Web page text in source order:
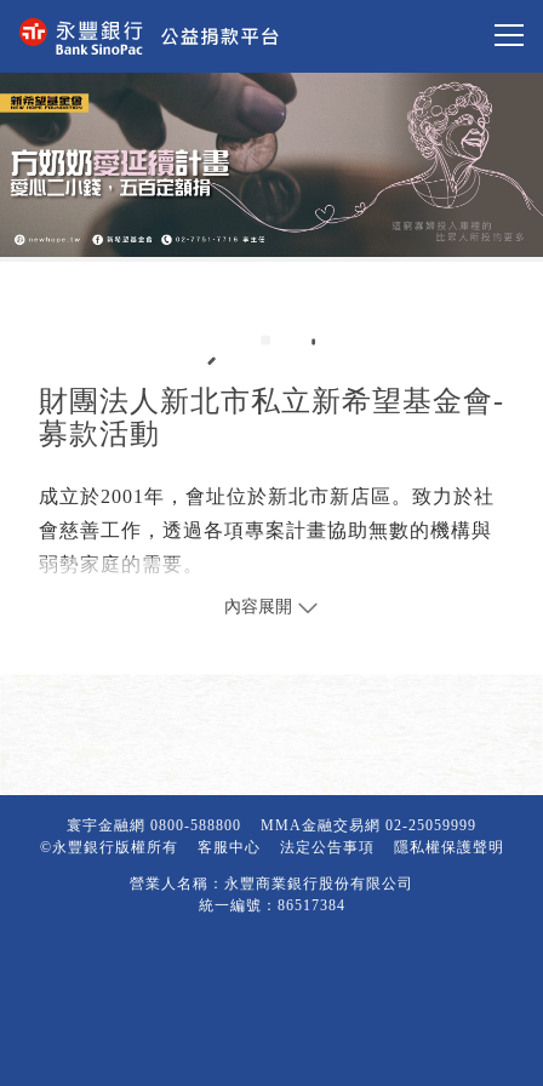
財團法人新北市私立新希望基金會-
募款活動
成立於2001年，會址位於新北市新店區。致力於社
會慈善工作，透過各項專案計畫協助無數的機構與
弱勢家庭的需要。
寰宇金融網 0800-588800 MMA金融交易網 02-25059999
©永豐銀行版權所有
客服中心 法定公告事項 隱私權保護聲明
營業人名稱：永豐商業銀行股份有限公司
統一編號：86517384